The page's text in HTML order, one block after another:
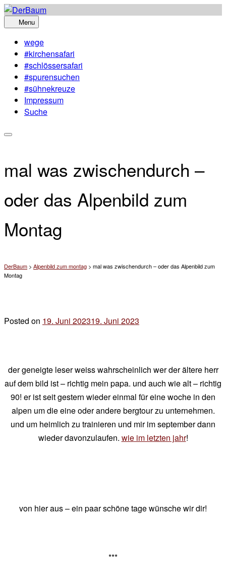
Skip
to
Menu
wege
#kirchensafari
#schlössersafari
#spurensuchen
#sühnekreuze
Impressum
Suche
mal was zwischendurch –
oder das Alpenbild zum
Montag
DerBaum > Alpenbild zum montag > mal was zwischendurch – oder das Alpenbild zum
Montag
Posted on 19. Juni 202319. Juni 2023
der geneigte leser weiss wahrscheinlich wer der ältere herr
auf dem bild ist – richtig mein papa. und auch wie alt – richtig
90! er ist seit gestern wieder einmal für eine woche in den
alpen um die eine oder andere bergtour zu unternehmen.
und um heimlich zu trainieren und mir im september dann
wieder davonzulaufen. wie im letzten jahr!
von hier aus – ein paar schöne tage wünsche wir dir!
***